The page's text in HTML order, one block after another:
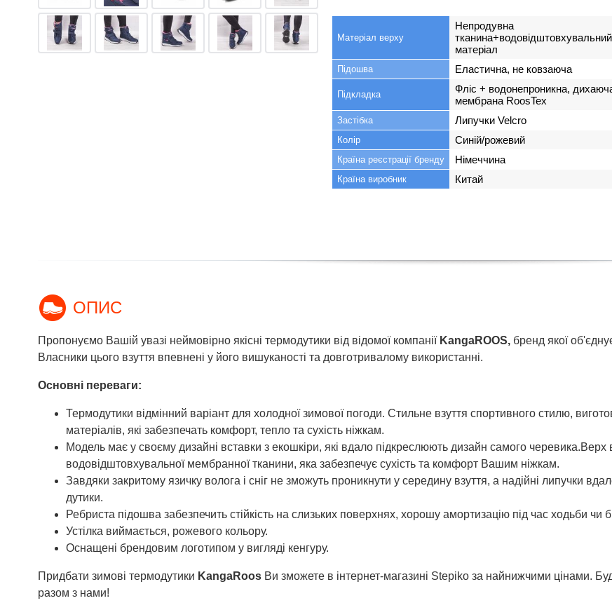
Матеріал верху
Непродувна
тканина+водовідштовхувальний
матеріал
Підошва Еластична, не ковзаюча
Підкладка
Фліс + водонепроникна,
мембрана RoosTex
Застібка Липучки Velcro
Колір Синій/рожевий
Країна реєстрації бренду Німеччина
Країна виробник Китай
ОПИС
Пропонуємо Вашій увазі неймовірно якісні термодутики від відомої компанії KangaROOS, бренд якої
Власники цього взуття впевнені у його вишуканості та довготривалому використанні.
Основні переваги:
Термодутики відмінний варіант для холодної зимової погоди. Стильне взуття спортивного стилю,
матеріалів, які забезпечать комфорт, тепло та сухість ніжкам.
Модель має у своєму дизайні вставки з екошкіри, які вдало підкреслюють дизайн самого черевика.Верх
водовідштовхувальної мембранної тканини, яка забезпечує сухість та комфорт Вашим ніжкам.
Завдяки закритому язичку волога і сніг не зможуть проникнути у середину взуття, а надійні липучки
дутики.
Ребриста підошва забезпечить стійкість на слизьких поверхнях, хорошу амортизацію під час ходьби чи
Устілка виймається, рожевого кольору.
Оснащені брендовим логотипом у вигляді кенгуру.
Придбати зимові термодутики KangaRoos Ви зможете в інтернет-магазині Stepiko за найнижчими цінами.
разом з нами!